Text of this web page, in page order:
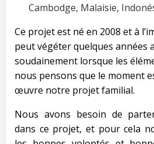
Cambodge, Malaisie,
Ce projet est né en 2008 et à
peut végéter quelques années
soudainement lorsque les
nous pensons que le moment
œuvre notre projet familial.
Nous avons besoin de
dans ce projet, et pour cela